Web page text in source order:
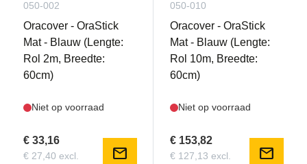
050-002
Oracover - OraStick
Mat - Blauw (Lengte:
Rol 2m, Breedte:
60cm)
Niet op voorraad
€ 33,16
€ 27,40 excl.
mail
050-010
Oracover - OraStick
Mat - Blauw (Lengte:
Rol 10m, Breedte:
60cm)
Niet op voorraad
€ 153,82
€ 127,13 excl.
mail